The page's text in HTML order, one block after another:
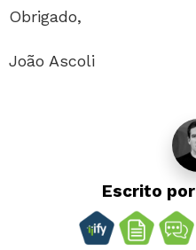
Obrigado,
João Ascoli
Escrito por